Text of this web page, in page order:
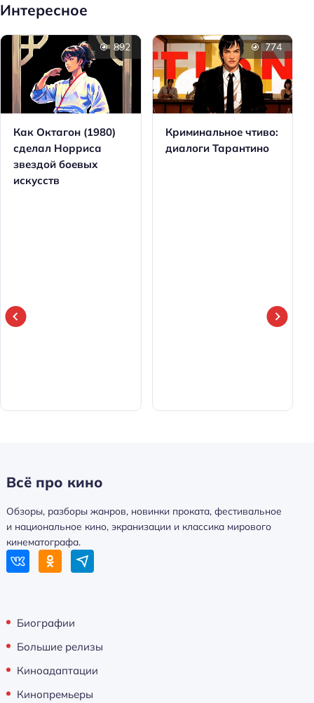
Интересное
Как Октагон (1980)
сделал Норриса
звездой боевых
искусств
892
Криминальное чтиво:
диалоги Тарантино
774
Всё про кино
Обзоры, разборы жанров, новинки проката, фестивальное
и национальное кино, экранизации и классика мирового
кинематографа.
Биографии
Большие релизы
Киноадаптации
Кинопремьеры